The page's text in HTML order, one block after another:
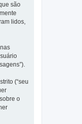
são
lidos,
(“seu
o